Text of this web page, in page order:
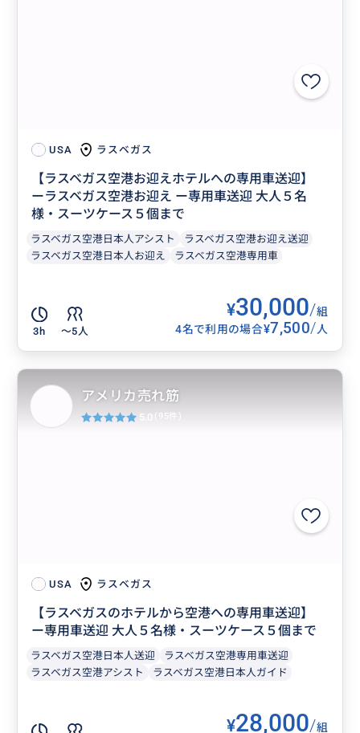
USA ラスベガス
【ラスベガス空港お迎えホテルへの専用車送迎】
ーラスベガス空港お迎え ー専用車送迎 大人５名
様・スーツケース５個まで
ラスベガス空港日本人アシスト
ラスベガス空港お迎え送迎
ラスベガス空港日本人お迎え
ラスベガス空港専用車
3h 〜5人
¥30,000/組
4名で利用の場合¥7,500/人
USA ラスベガス
【ラスベガスのホテルから空港への専用車送迎】
ー専用車送迎 大人５名様・スーツケース５個まで
ラスベガス空港日本人送迎
ラスベガス空港専用車送迎
ラスベガス空港アシスト
ラスベガス空港日本人ガイド
¥28,000/組
アメリカ売れ筋
5.0 (95件)